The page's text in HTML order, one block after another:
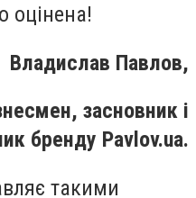
оцінена!
Владислав Павлов,
засновник і
бренду Pavlov.ua.
такими